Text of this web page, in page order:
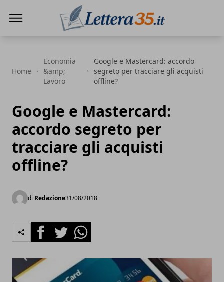
Home
Economia
&amp;
Lavoro
Google e Mastercard: accordo
segreto per tracciare gli acquisti
offline?
Google e Mastercard:
accordo segreto per
tracciare gli acquisti
offline?
di Redazione31/08/2018
FacebookTwitterWhatsapp